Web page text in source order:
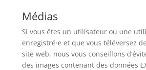
Médias
Si vous êtes un utilisateur ou une
enregistré·e et que vous téléversez
site web, nous vous conseillons
des images contenant des données